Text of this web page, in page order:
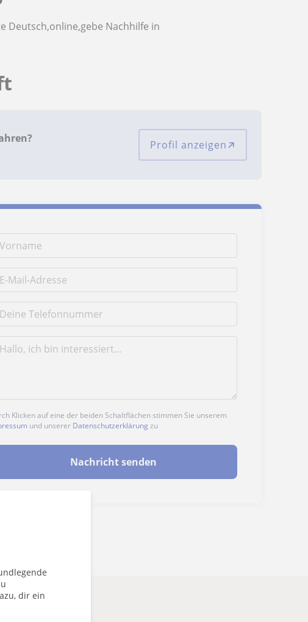
dir ein
Deutsch,online,gebe Nachhilfe in
Profil anzeigen
Klicken auf eine der beiden Schaltflächen stimmen Sie unserem
und unserer Datenschutzerklärung zu
Nachricht senden